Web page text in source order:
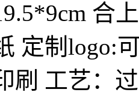
合
定制logo:
刷 工艺：